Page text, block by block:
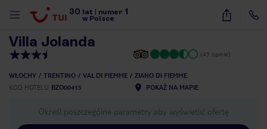
30 lat numer 1
w Polsce
6
Villa Jolanda
(43 opinie)
WŁOCHY TRENTINO VAL DI FIEMME
ZIANO DI FIEMME
KOD HOTELU BZO00415 POKAŻ NA MAPIE
Określ poszczególne parametry aby wyświetlić ofertę